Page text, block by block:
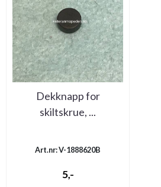
Dekknapp for
skiltskrue, ...
Art.nr: V-1888620B
5,-